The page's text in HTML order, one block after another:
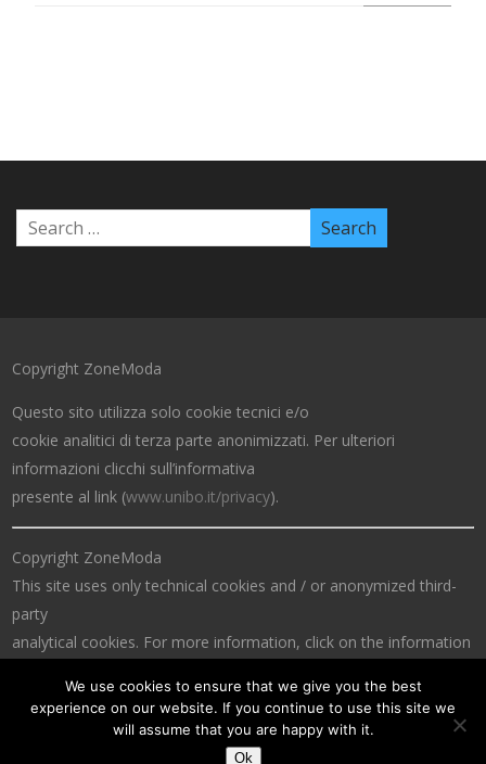
Copyright ZoneModa
Questo sito utilizza solo cookie tecnici e/o
cookie analitici di terza parte anonimizzati. Per ulteriori
informazioni clicchi sull’informativa
presente al link (www.unibo.it/privacy).
Copyright ZoneModa
This site uses only technical cookies and / or anonymized third-
party
analytical cookies. For more information, click on the information
We use cookies to ensure that we give you the best
experience on our website. If you continue to use this site we
will assume that you are happy with it.
Ok